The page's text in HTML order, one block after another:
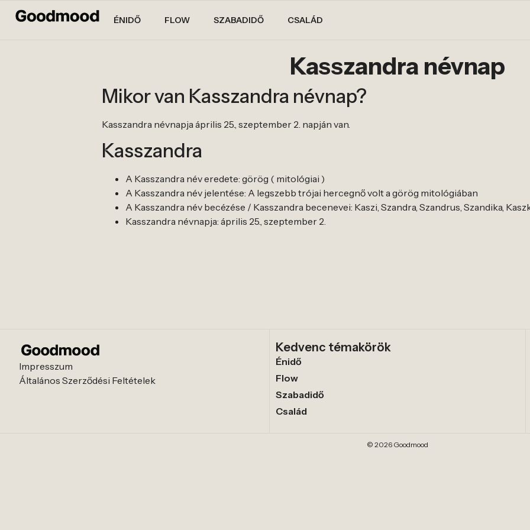
ÉNIDŐ FLOW SZABADIDŐ CSALÁD
Kasszandra névnap
Mikor van Kasszandra névnap?
Kasszandra névnapja április 25., szeptember 2. napján van.
Kasszandra
A Kasszandra név eredete: görög ( mitológiai )
A Kasszandra név jelentése: A legszebb trójai hercegnő volt a görög mitológiában
A Kasszandra név becézése / Kasszandra becenevei: Kaszi, Szandra, Szandrus, Szandika,
Kasszandra névnapja: április 25., szeptember 2.
Impresszum
Általános Szerződési Feltételek
Kedvenc témakörök
Énidő
Flow
Szabadidő
Család
© 2026 Goodmood